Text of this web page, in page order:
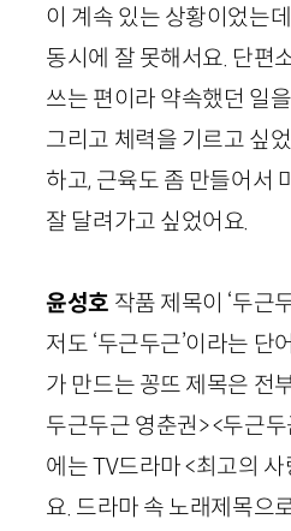
이 계속 있는 상황이었는
동시에 잘 못해서요. 단편
쓰는 편이라 약속했던 일
그리고 체력을 기르고 싶
하고, 근육도 좀 만들어서
잘 달려가고 싶었어요.
윤성호 작품 제목이 ‘두근
저도 ‘두근두근’이라는 단
가 만드는 꽁뜨 제목은 전
두근두근 영춘권> <두근
에는TV드라마 <최고의
요. 드라마 속 노래제목으